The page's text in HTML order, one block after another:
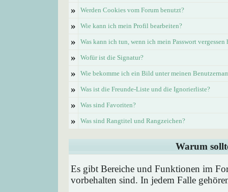
» Werden Cookies vom Forum benutzt?
» Wie kann ich mein Profil bearbeiten?
» Was kann ich tun, wenn ich mein Passwort vergessen
» Wofür ist die Signatur?
» Wie bekomme ich ein Bild unter meinen
» Was ist die Freunde-Liste und die Ignorierliste?
» Was sind Favoriten?
» Was sind Rangtitel und Rangzeichen?
Warum
Es gibt Bereiche und Funktionen im
vorbehalten sind. In jedem Falle